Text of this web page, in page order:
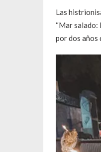
Las
“Mar salado:
por dos años